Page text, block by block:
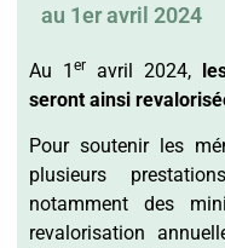
au 1er avril 2024
Au 1 er avril 2024,
seront ainsi
Pour soutenir les
plusieurs
notamment des
revalorisation